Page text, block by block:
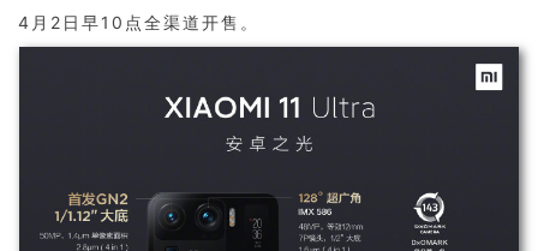
4月2日早10点全渠道开售。